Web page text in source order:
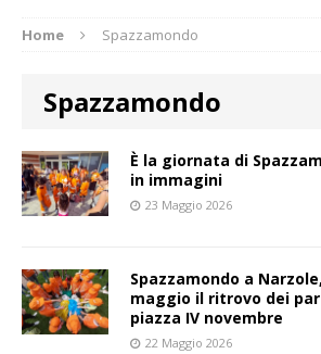
Home Spazzamondo
Spazzamondo
È la giornata di
in immagini
23 Maggio 2026
Spazzamondo a
maggio il ritrovo dei
piazza IV novembre
22 Maggio 2026